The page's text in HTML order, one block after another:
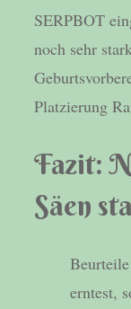
SERPBOT
noch sehr
Platzierung
Fazit:
Säen
erntest,